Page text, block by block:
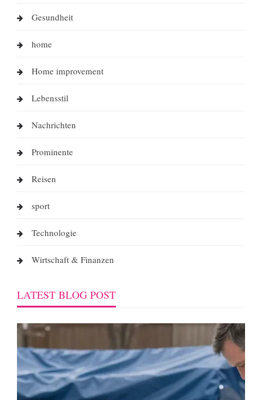
Gesundheit
home
Home improvement
Lebensstil
Nachrichten
Prominente
Reisen
sport
Technologie
Wirtschaft & Finanzen
LATEST BLOG POST